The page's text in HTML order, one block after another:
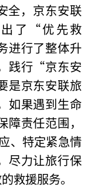
全，京东安联
了“优先救
进行了整体升
践行“京东安
是京东安联旅
如果遇到生命
责任范围，
、特定紧急情
尽力让旅行保
救援服务。